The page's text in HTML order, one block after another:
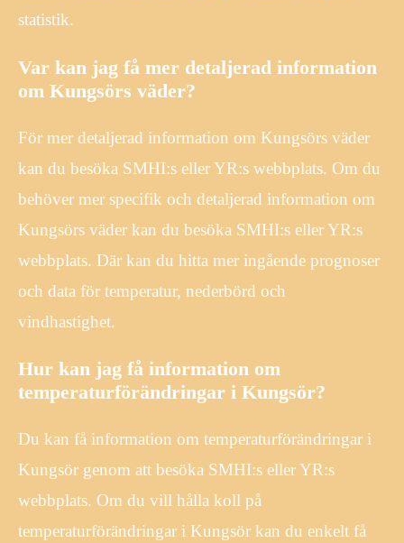
statistik.
Var kan jag få mer detaljerad information
om Kungsörs väder?
För mer detaljerad information om Kungsörs väder
kan du besöka SMHI:s eller YR:s webbplats. Om du
behöver mer specifik och detaljerad information om
Kungsörs väder kan du besöka SMHI:s eller YR:s
webbplats. Där kan du hitta mer ingående prognoser
och data för temperatur, nederbörd och
vindhastighet.
Hur kan jag få information om
temperaturförändringar i Kungsör?
Du kan få information om temperaturförändringar i
Kungsör genom att besöka SMHI:s eller YR:s
webbplats. Om du vill hålla koll på
temperaturförändringar i Kungsör kan du enkelt få